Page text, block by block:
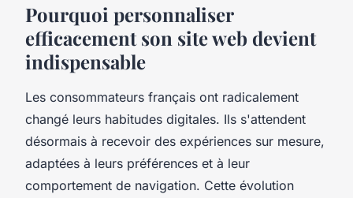
Pourquoi personnaliser
efficacement son site web devient
indispensable
Les consommateurs français ont radicalement
changé leurs habitudes digitales. Ils s'attendent
désormais à recevoir des expériences sur mesure,
adaptées à leurs préférences et à leur
comportement de navigation. Cette évolution